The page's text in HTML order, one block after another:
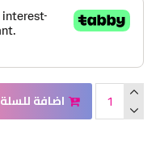
اضافة للسلة